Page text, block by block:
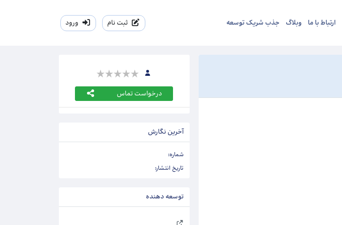
ارتباط با ما وبلاگ جذب شریک توسعه ثبت نام ورود
درخواست تماس
آخرین نگارش
شماره:
تاریخ انتشار:
توسعه دهنده